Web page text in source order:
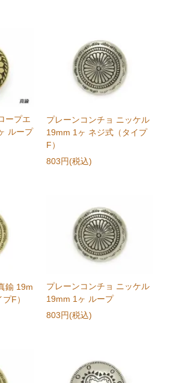
ープエ
ループ
プレーンコンチョ ニッケル
19mm 1ヶ ネジ式（タイプ
F）
803円(税込)
鍮 19m
F）
プレーンコンチョ ニッケル
19mm 1ヶ ループ
803円(税込)